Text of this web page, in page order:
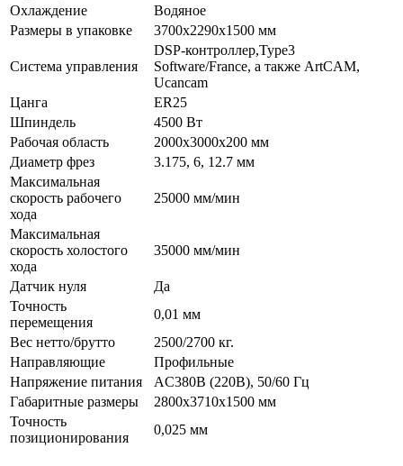
Охлаждение
Водяное
Размеры в упаковке
3700x2290x1500 мм
Система управления
DSP-контроллер,Type3
Software/France, а также ArtCAM,
Ucancam
Цанга
ER25
Шпиндель
4500 Вт
Рабочая область
2000x3000x200 мм
Диаметр фрез
3.175, 6, 12.7 мм
Максимальная
скорость рабочего
хода
25000 мм/мин
Максимальная
скорость холостого
хода
35000 мм/мин
Датчик нуля
Да
Точность
перемещения
0,01 мм
Вес нетто/брутто
2500/2700 кг.
Направляющие
Профильные
Напряжение питания
AC380В (220В), 50/60 Гц
Габаритные размеры
2800x3710x1500 мм
Точность
позиционирования
0,025 мм